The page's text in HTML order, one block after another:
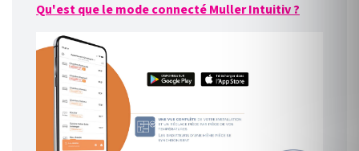
Qu'est que le mode connecté Muller Intuitiv ?